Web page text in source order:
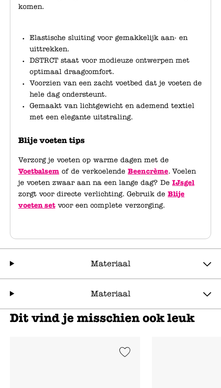
komen.
Elastische sluiting voor gemakkelijk aan- en
uittrekken.
DSTRCT staat voor modieuze ontwerpen met
optimaal draagcomfort.
Voorzien van een zacht voetbed dat je voeten de
hele dag ondersteunt.
Gemaakt van lichtgewicht en ademend textiel
met een elegante uitstraling.
Blije voeten tips
Verzorg je voeten op warme dagen met de
Voetbalsem of de verkoelende Beencrème. Voelen
je voeten zwaar aan na een lange dag? De IJsgel
zorgt voor directe verlichting. Gebruik de Blije
voeten set voor een complete verzorging.
Materiaal
Materiaal
Dit vind je misschien ook leuk
Add to Wishlist